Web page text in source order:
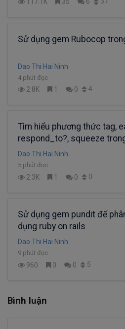
117.1K 35 6
Sử dụng gem Rubocop
Dao Thi Hai Ninh
4 phút đọc
2.8K 1 0 4
Tìm hiểu phương thức tag,
respond_to?, squeeze
Dao Thi Hai Ninh
5 phút đọc
2.3K 1 0 0
Sử dụng gem pundit để
dụng ruby on rails
Dao Thi Hai Ninh
9 phút đọc
960 0 0 5
Bình luận